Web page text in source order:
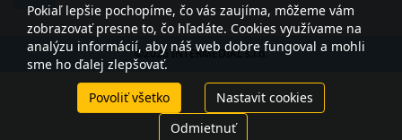
©2026 INTERMEDIAL s.r.o.
Pokiaľ lepšie pochopíme, čo vás zaujíma, môžeme vám
zobrazovať presne to, čo hľadáte. Cookies využívame na
analýzu informácií, aby náš web dobre fungoval a mohli
sme ho ďalej zlepšovať.
Povoliť všetko
Nastavit cookies
Odmietnuť